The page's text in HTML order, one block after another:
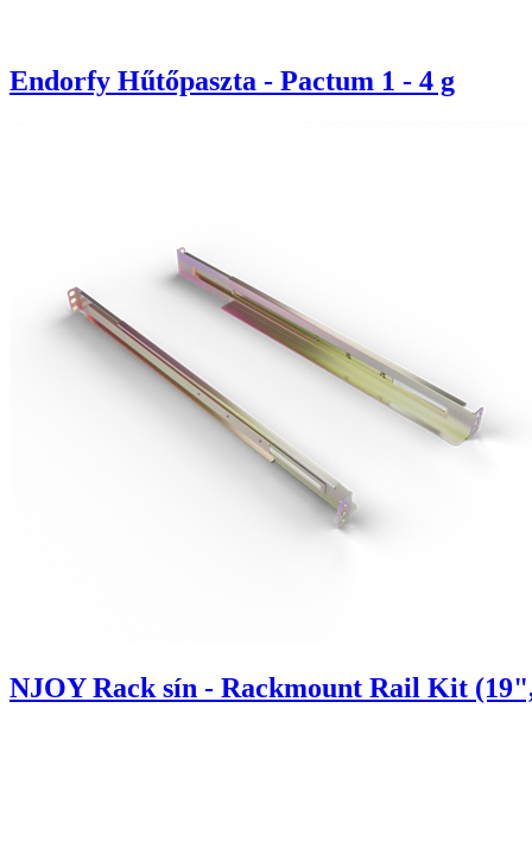
Endorfy Hűtőpaszta - Pactum 1 - 4 g
NJOY Rack sín - Rackmount Rail Kit